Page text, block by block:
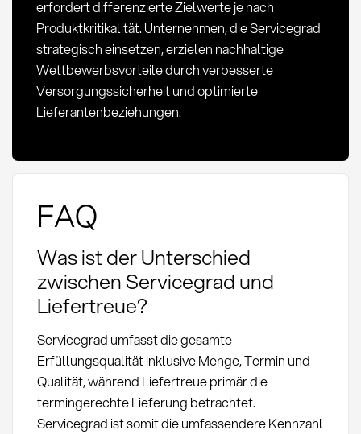
erfordert differenzierte Zielwerte je nach
Produktkritikalität. Unternehmen, die Servicegrad
strategisch einsetzen, erzielen nachhaltige
Wettbewerbsvorteile durch verbesserte
Versorgungssicherheit und optimierte
Lieferantenbeziehungen.
FAQ
Was ist der Unterschied
zwischen Servicegrad und
Liefertreue?
Servicegrad umfasst die gesamte
Erfüllungsqualität inklusive Menge, Termin und
Qualität, während Liefertreue primär die
termingerechte Lieferung betrachtet.
Servicegrad ist somit die umfassendere Kennzahl